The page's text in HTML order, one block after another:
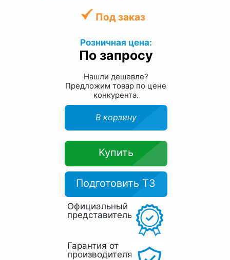
Под заказ
Розничная цена:
По запросу
Нашли дешевле?
Предложим товар по цене
конкурента.
В корзину
Купить
Подготовить ТЗ
Официальный
представитель
Гарантия от
производителя